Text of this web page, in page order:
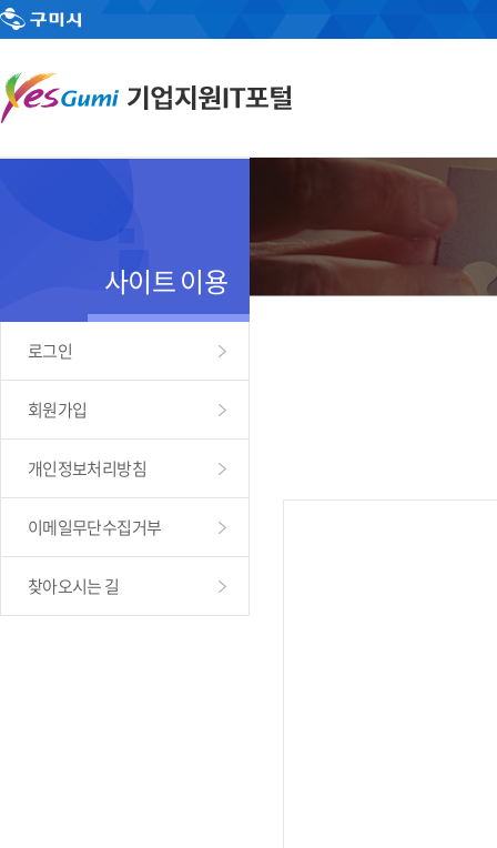
사이트 이용
로그인
회원가입
개인정보처리방침
이메일무단수집거부
찾아오시는 길